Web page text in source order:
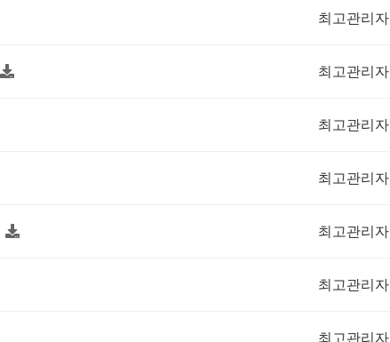
최고관리자
최고관리자
최고관리자
최고관리자
최고관리자
최고관리자
최고관리자